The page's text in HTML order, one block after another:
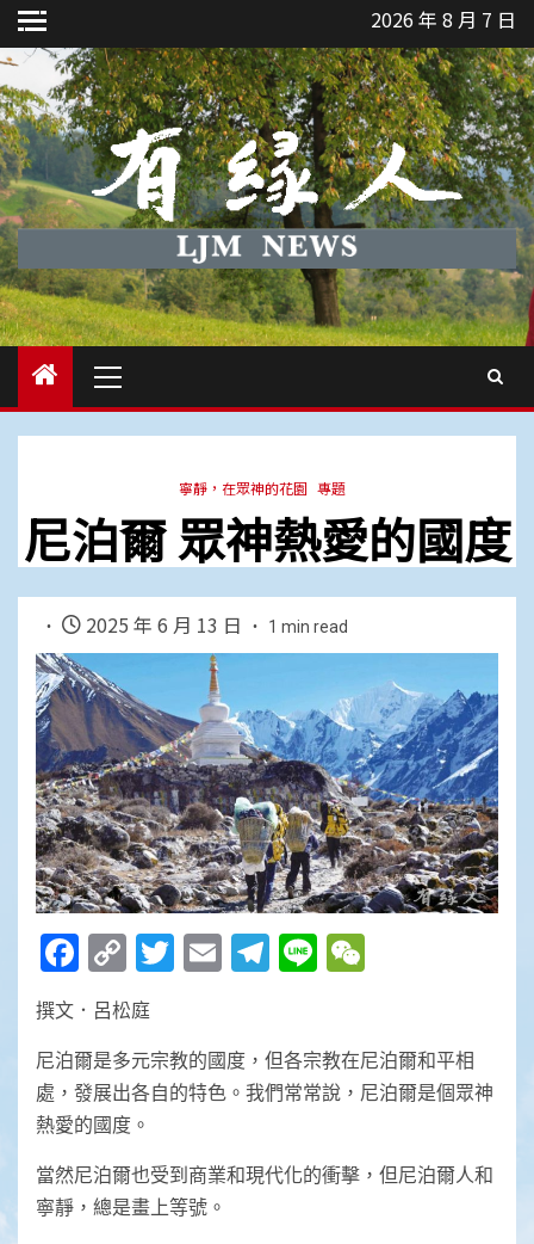
Skip
to
content
2026 年 8 月 7 日
Menu
寧靜，在眾神的花園 專題
尼泊爾 眾神熱愛的國度
2025 年 6 月 13 日 1 min read
Facebook
Copy
Link
Twitter
EmailTelegram
Line
撰文．呂松庭
尼泊爾是多元宗教的國度，但各宗教在尼泊爾和平相
處，發展出各自的特色。我們常常說，尼泊爾是個眾神
熱愛的國度。
當然尼泊爾也受到商業和現代化的衝擊，但尼泊爾人和
寧靜，總是畫上等號。